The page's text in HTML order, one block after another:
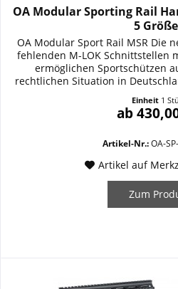
OA Modular Sporting Rail
5
OA Modular Sport Rail MSR Die
fehlenden M-LOK Schnittstellen
ermöglichen Sportschützen
rechtlichen Situation in
Ausstattung / Specifications:
Handschutz aus
Einheit 1
ab
Artikel-Nr.:OA-
Artikel auf
Zum